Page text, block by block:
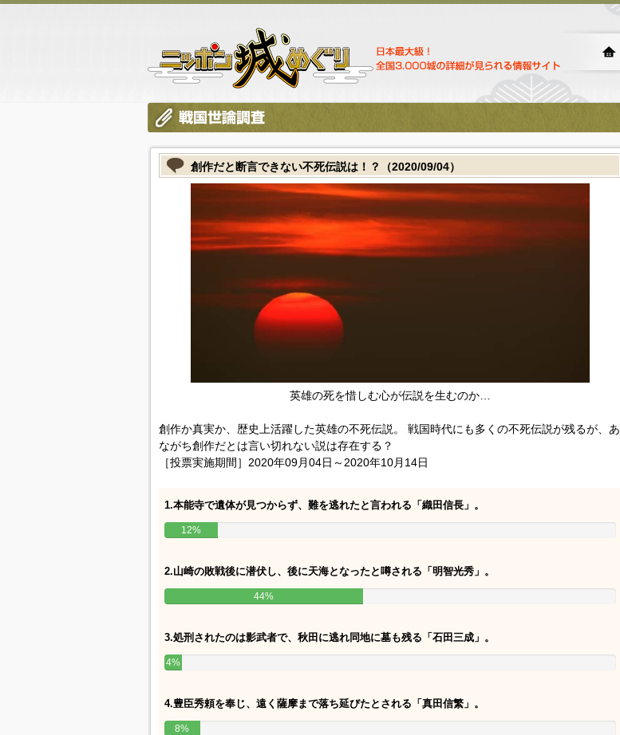
創作だと断言できない不死伝説は！？（2020/09/04）
英雄の死を惜しむ心が伝説を生むのか…
創作か真実か、歴史上活躍した英雄の不死伝説。 戦国時代にも多くの不死伝説が残るが、あ
ながち創作だとは言い切れない説は存在する？
［投票実施期間］2020年09月04日～2020年10月14日
1.本能寺で遺体が見つからず、難を逃れたと言われる「織田信長」。
12%
2.山崎の敗戦後に潜伏し、後に天海となったと噂される「明智光秀」。
44%
3.処刑されたのは影武者で、秋田に逃れ同地に墓も残る「石田三成」。
4%
4.豊臣秀頼を奉じ、遠く薩摩まで落ち延びたとされる「真田信繁」。
8%